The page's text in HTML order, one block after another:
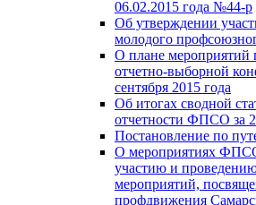
06.02.2015 года №44-р
Об утверждении
молодого
О плане мероприятий
отчетно-выборной
сентября 2015 года
Об итогах сводной
отчетности ФПСО за
Постановление по
О мероприятиях
участию и
мероприятий,
профдвижения